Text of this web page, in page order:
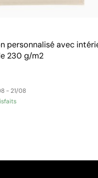
personnalisé avec
230 g/m2
- 21/08